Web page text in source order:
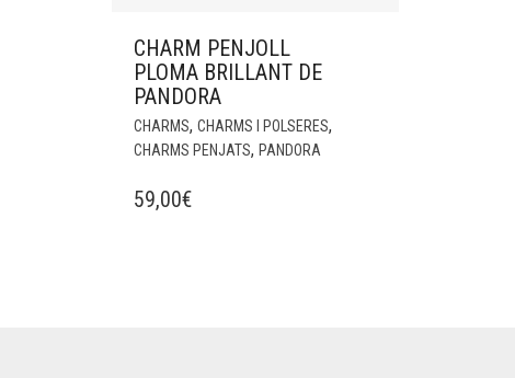
CHARM PENJOLL
PLOMA BRILLANT DE
PANDORA
CHARMS, CHARMS I POLSERES,
CHARMS PENJATS, PANDORA
59,00€